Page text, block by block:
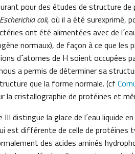
pour des études de structure
Escherichia coli, où il a été surexprimé,
ont été alimentées avec de
normaux), de façon à ce que
d´atomes de H soient occupées
a permis de déterminer sa
que la forme normale. (cf
la cristallographie de protéines et
III distingue la glace de l´eau liquide
est différente de celle de protéines
des acides aminés